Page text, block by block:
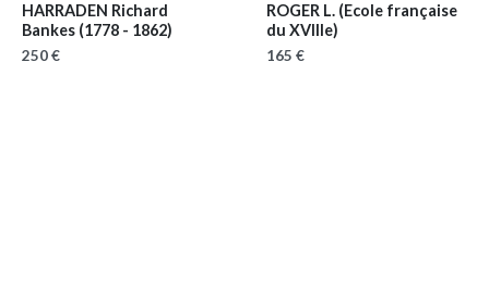
HARRADEN Richard
Bankes (1778 - 1862)
250 €
ROGER L. (Ecole française
du XVIIIe)
165 €